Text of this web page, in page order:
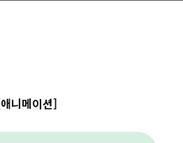
니메이션]